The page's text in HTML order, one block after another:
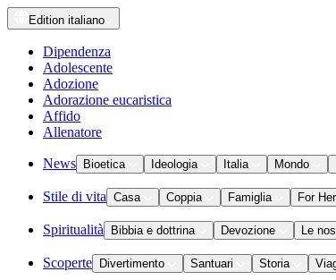
Edition italiano
Dipendenza
Adolescente
Adozione
Adorazione eucaristica
Affido
Allenatore
News Bioetica Ideologia Italia Mondo
Stile di vita Casa Coppia Famiglia For
Spiritualità Bibbia e dottrina Devozione Le
Scoperte Divertimento Santuari Storia